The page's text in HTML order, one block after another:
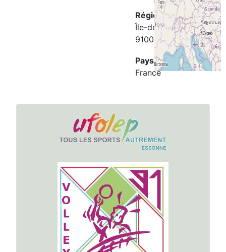
Région
Île-de-France
91000
Pays
France